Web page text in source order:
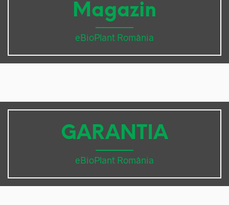
Magazin
eBioPlant România
GARANTIA
eBioPlant România